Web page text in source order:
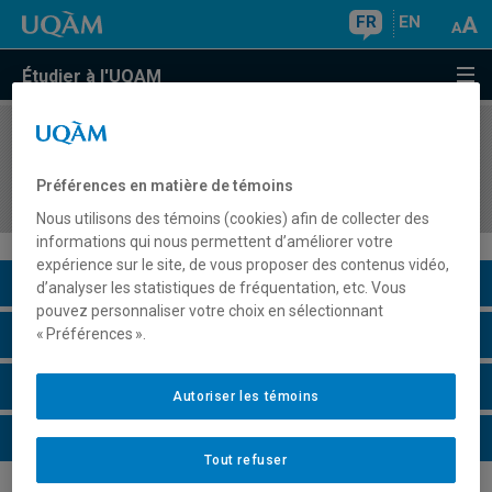
FR EN
Étudier à l'UQAM
COURS//
d'intérêts
Description du cours
Horaire - Été 2026
Horaire - Automne 2026
Horaire - Hiver 2027
Préférences en matière de témoins
Nous utilisons des témoins (cookies) afin de collecter des
informations qui nous permettent d’améliorer votre
expérience sur le site, de vous proposer des contenus vidéo,
d’analyser les statistiques de fréquentation, etc. Vous
pouvez personnaliser votre choix en sélectionnant
« Préférences ».
Tout refuser
Autoriser les témoins